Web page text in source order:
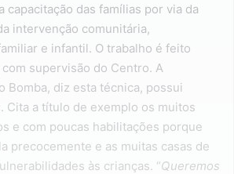
capacitação das famílias por via da
intervenção comunitária,
e infantil. O trabalho é feito
supervisão do Centro. A
Bomba, diz esta técnica, possui
Cita a título de exemplo os muitos
e com poucas habilitações porque
precocemente e as muitas casas de
às crianças. “Queremos